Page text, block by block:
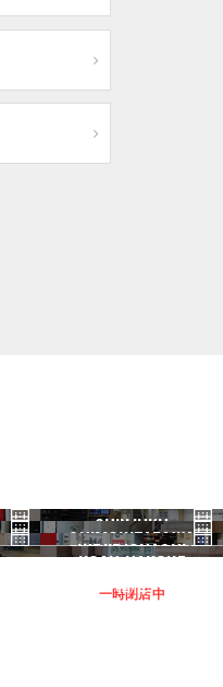
SHINJUKU
新宿
SHIMOKITAZAWA
下北沢
IKEJIRIOHASHI
一時閉店中
NOAH HAKONE
箱根